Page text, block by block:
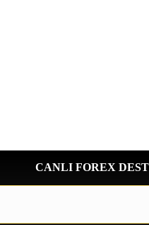
CANLI FOREX